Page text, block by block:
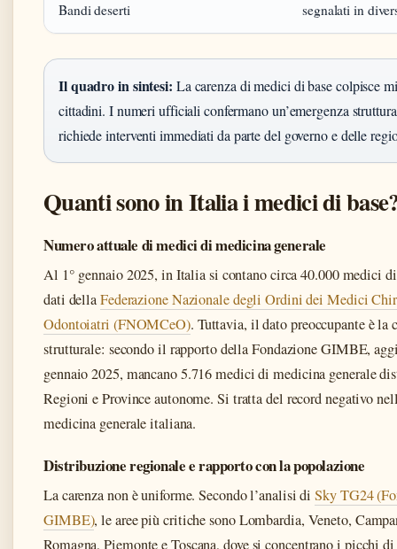
Bandi deserti segnalati in
Il quadro in sintesi: La carenza di medici di base colpisce
cittadini. I numeri ufficiali confermano un’emergenza
richiede interventi immediati da parte del governo e delle
Quanti sono in Italia i medici di
Numero attuale di medici di medicina generale
Al 1° gennaio 2025, in Italia si contano circa 40.000 medici di
dati dellaFederazione Nazionale degli Ordini dei Medici
Odontoiatri (FNOMCeO). Tuttavia, il dato preoccupante è la
strutturale: secondo il rapporto della Fondazione GIMBE,
gennaio 2025, mancano 5.716 medici di medicina generale
Regioni e Province autonome. Si tratta del record negativo
medicina generale italiana.
Distribuzione regionale e rapporto con la popolazione
La carenza non è uniforme. Secondo l’analisi diSky TG24
GIMBE), le aree più critiche sono Lombardia, Veneto,
Romagna, Piemonte e Toscana, dove si concentrano i picchi